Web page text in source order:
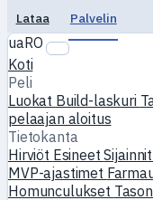
Lataa
Palvelin
uaRO
Koti
Peli
Luokat Build-laskuri
pelaajan aloitus
Tietokanta
Hirviöt EsineetSijainnit
MVP-ajastimet
Homunculukset